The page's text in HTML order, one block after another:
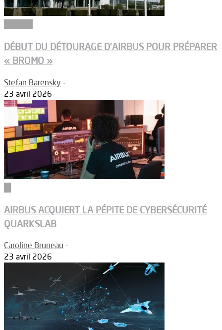
DÉBUT DU DÉTOURAGE D’AIRBUS POUR PRÉPARER
« BROMO »
Stefan Barensky -
23 avril 2026
AIRBUS ACQUIERT LA PÉPITE DE CYBERSÉCURITÉ
QUARKSLAB
Caroline Bruneau -
23 avril 2026